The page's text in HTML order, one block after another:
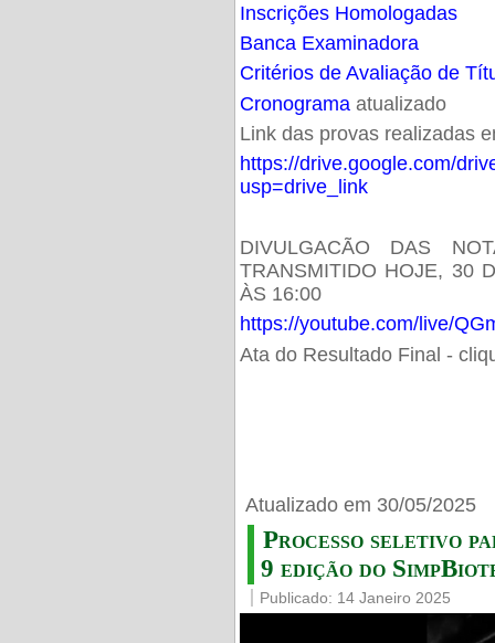
Inscrições Homologadas
Banca Examinadora
Critérios de Avaliação de
Cronogramaatualizado
Link das provas realizadas
https://drive.google.com/
usp=drive_link
DIVULGACÃO DAS
TRANSMITIDO HOJE, 30
ÀS 16:00
https://youtube.com/live/
Ata do Resultado Final -
Atualizado em 30/05/2025
Processo seletivo
9 edição do
Publicado: 14 Janeiro 2025